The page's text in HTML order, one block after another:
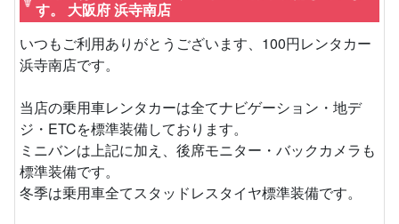
す。 大阪府 浜寺南店
いつもご利用ありがとうございます、100円レンタカー
浜寺南店です。
当店の乗用車レンタカーは全てナビゲーション・地デ
ジ・ETCを標準装備しております。
ミニバンは上記に加え、後席モニター・バックカメラも
標準装備です。
冬季は乗用車全てスタッドレスタイヤ標準装備です。